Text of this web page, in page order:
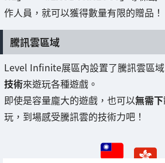
作人員，就可以獲得數量有限的贈品！
騰訊雲區域
Level Infinite展區內設置了騰訊雲區
技術來遊玩各種遊戲。
即使是容量龐大的遊戲，也可以無需
玩，到場感受騰訊雲的技術力吧！